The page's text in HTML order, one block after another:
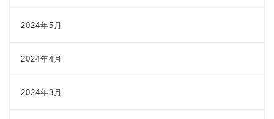
2024年5月
2024年4月
2024年3月